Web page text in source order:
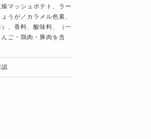
マッシュポテト、ラー
うが／カラメル色素、
、香料、酸味料、（一
ご・鶏肉・豚肉を含
認